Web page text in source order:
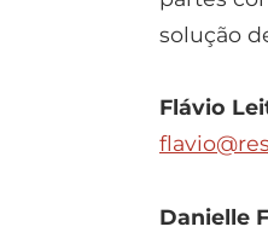
solução
Flávio
Danielle